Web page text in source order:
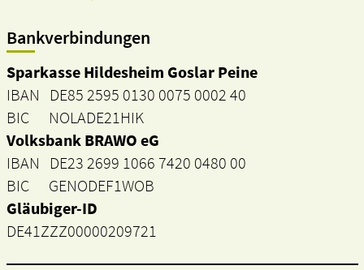
Bankverbindungen
Sparkasse Hildesheim Goslar Peine
IBAN DE85 2595 0130 0075 0002 40
BIC NOLADE21HIK
Volksbank BRAWO eG
IBAN DE23 2699 1066 7420 0480 00
BIC GENODEF1WOB
Gläubiger-ID
DE41ZZZ00000209721